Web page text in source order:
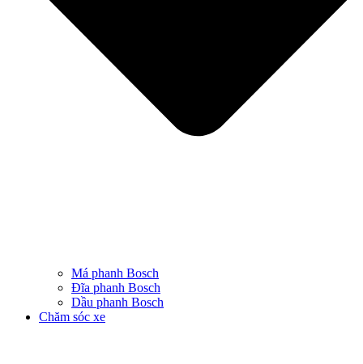
Má phanh Bosch
Đĩa phanh Bosch
Dầu phanh Bosch
Chăm sóc xe